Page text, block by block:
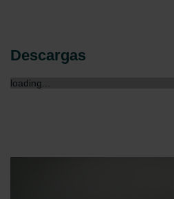
Descargas
loading...